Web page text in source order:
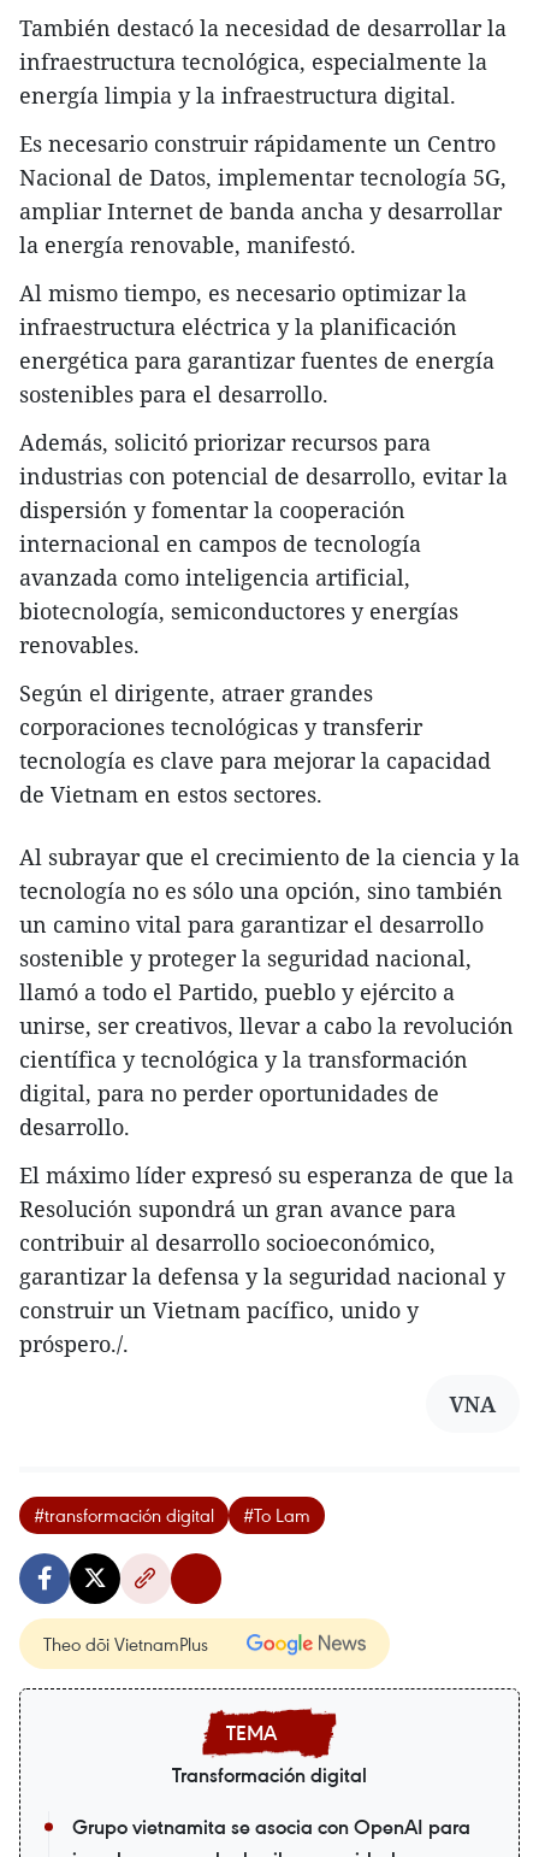
También destacó la necesidad de desarrollar la
infraestructura tecnológica, especialmente la
energía limpia y la infraestructura digital.
Es necesario construir rápidamente un Centro
Nacional de Datos, implementar tecnología 5G,
ampliar Internet de banda ancha y desarrollar
la energía renovable, manifestó.
Al mismo tiempo, es necesario optimizar la
infraestructura eléctrica y la planificación
energética para garantizar fuentes de energía
sostenibles para el desarrollo.
Además, solicitó priorizar recursos para
industrias con potencial de desarrollo, evitar la
dispersión y fomentar la cooperación
internacional en campos de tecnología
avanzada como inteligencia artificial,
biotecnología, semiconductores y energías
renovables.
Según el dirigente, atraer grandes
corporaciones tecnológicas y transferir
tecnología es clave para mejorar la capacidad
de Vietnam en estos sectores.
Al subrayar que el crecimiento de la ciencia y la
tecnología no es sólo una opción, sino también
un camino vital para garantizar el desarrollo
sostenible y proteger la seguridad nacional,
llamó a todo el Partido, pueblo y ejército a
unirse, ser creativos, llevar a cabo la revolución
científica y tecnológica y la transformación
digital, para no perder oportunidades de
desarrollo.
El máximo líder expresó su esperanza de que la
Resolución supondrá un gran avance para
contribuir al desarrollo socioeconómico,
garantizar la defensa y la seguridad nacional y
construir un Vietnam pacífico, unido y
próspero./.
VNA
#transformación digital #To Lam
Theo dõi VietnamPlus
Transformación digital
Grupo vietnamita se asocia con OpenAI para